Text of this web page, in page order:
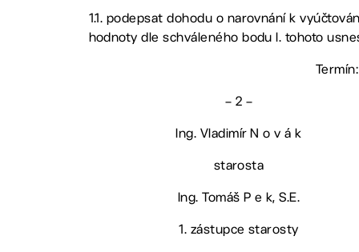
1.1. podepsat dohodu o narovnání k
hodnoty dle schváleného bodu I. tohoto
– 2 –
Ing. Vladimír N o v á k
starosta
Ing. Tomáš P e k, S.E.
1. zástupce starosty